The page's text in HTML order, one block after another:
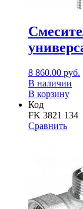
8 860.00 руб.
В наличии
В корзину
Код
FK 3821 134
Сравнить